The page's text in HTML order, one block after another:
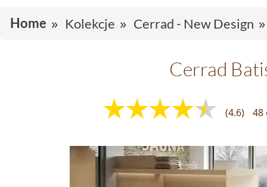
Home Kolekcje Cerrad - New Design
Cerrad
(4.6) 48